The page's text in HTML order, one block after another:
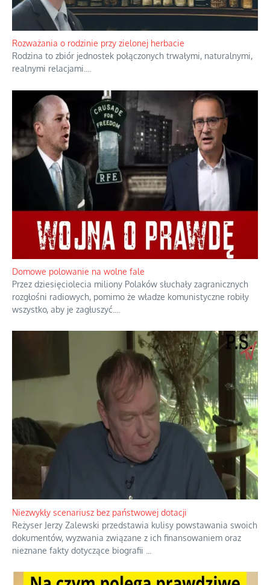
Rozważania o rodzinie przy zielonej herbacie
Rodzina to zbiór jednostek połączonych trwałymi, naturalnymi,
realnymi relacjami....
Domowe polowanie na wolne fale
Przez dziesięciolecia miliony Polaków słuchały zagranicznych
rozgłośni radiowych, pomimo że władze komunistyczne robiły
wszystko, aby je zagłuszyć.
Niezwykły scenariusz bez państwowej dotacji
Reżyser Jerzy Zalewski przedstawia kulisy powstawania swoich
dokumentów, wyzwania związane z ich finansowaniem oraz
nieznane fakty dotyczące biografii